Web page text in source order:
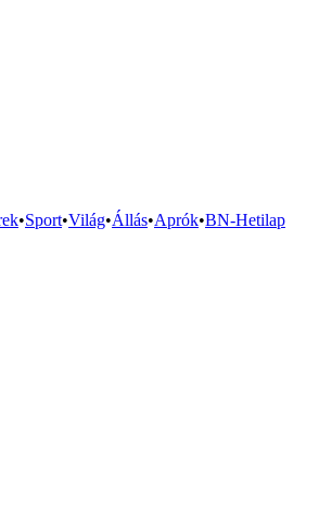
•Sport•Világ•Állás•Aprók•BN-Hetilap